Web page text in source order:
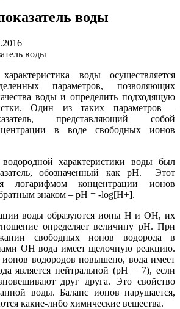
воды
воды осуществляется
параметров, позволяющих
воды и определить подходящую
Один из таких параметров –
представляющий собой
в воде свободных ионов
характеристики воды был
обозначенный как pH. Этот
логарифмом концентрации ионов
знаком – pH = -log[H+].
воды образуются ионы H и OH, их
определяет величину pH. При
свободных ионов водорода в
OH вода имеет щелочную реакцию.
водородов повышено, вода имеет
является нейтральной (pH = 7), если
друг друга. Это свойство
воды. Баланс ионов нарушается,
какие-либо химические вещества.